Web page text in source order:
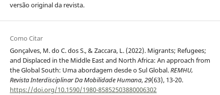
versão original da revista.
Como Citar
Gonçalves, M. do C. dos S., & Zaccara, L. (2022). Migrants; Refugees;
and Displaced in the Middle East and North Africa: An approach from
the Global South: Uma abordagem desde o Sul Global.REMHU,
Revista Interdisciplinar Da Mobilidade Humana,29(63), 13-20.
https://doi.org/10.1590/1980-85852503880006302